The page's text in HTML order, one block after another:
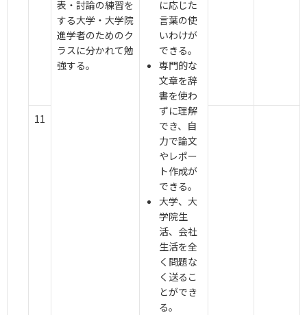
表・討論の練習を
する大学・大学院
進学者のためのク
ラスに分かれて勉
強する。
に応じた
言葉の使
いわけが
できる。
専門的な
文章を辞
書を使わ
ずに理解
でき、自
力で論文
やレポー
ト作成が
できる。
大学、大
学院生
活、会社
生活を全
く問題な
く送るこ
とができ
る。
11